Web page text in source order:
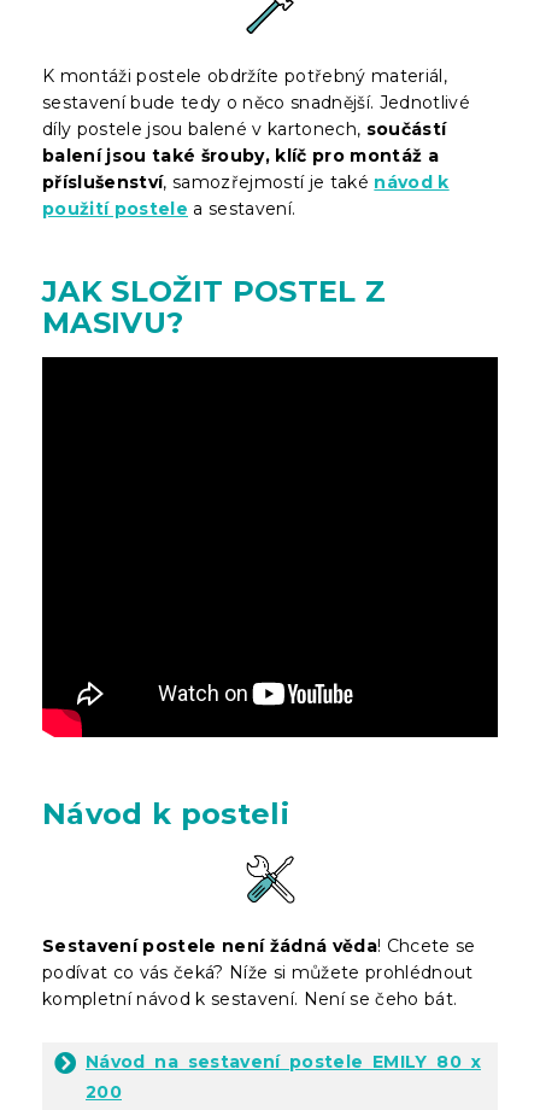
K montáži postele obdržíte potřebný materiál,
sestavení bude tedy o něco snadnější. Jednotlivé
díly postele jsou balené v kartonech, součástí
balení jsou také šrouby, klíč pro montáž a
příslušenství, samozřejmostí je také návod k
použití postele a sestavení.
JAK SLOŽIT POSTEL Z
MASIVU?
Návod k posteli
Sestavení postele není žádná věda! Chcete se
podívat co vás čeká? Níže si můžete prohlédnout
kompletní návod k sestavení. Není se čeho bát.
Návod na sestavení postele EMILY 80 x
200